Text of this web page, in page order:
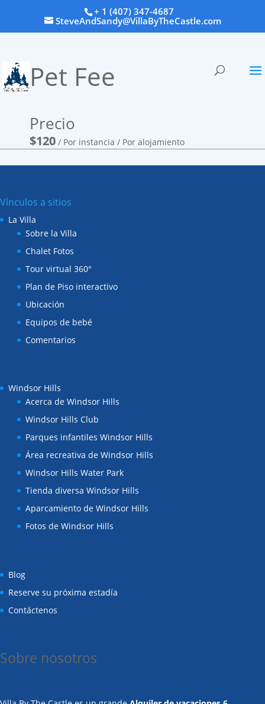
+ 1 (407) 347-4687
SteveAndSandy@VillaByTheCastle.com
Pet Fee
Precio
$120 / Por instancia / Por alojamiento
Vínculos a sitios
La Villa
Sobre la Villa
Chalet Fotos
Tour virtual 360°
Plan de Piso interactivo
Ubicación
Equipos de bebé
Comentarios
Windsor Hills
Acerca de Windsor Hills
Windsor Hills Club
Parques infantiles Windsor Hills
Área recreativa de Windsor Hills
Windsor Hills Water Park
Tienda diversa Windsor Hills
Aparcamiento de Windsor Hills
Fotos de Windsor Hills
Blog
Reserve su próxima estadía
Contáctenos
Sobre nosotros